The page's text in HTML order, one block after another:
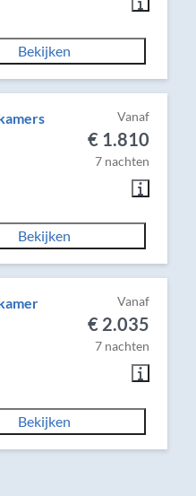
Bekijken
Vanaf
€ 1.810
7 nachten
Bekijken
Vanaf
€ 2.035
7 nachten
Bekijken